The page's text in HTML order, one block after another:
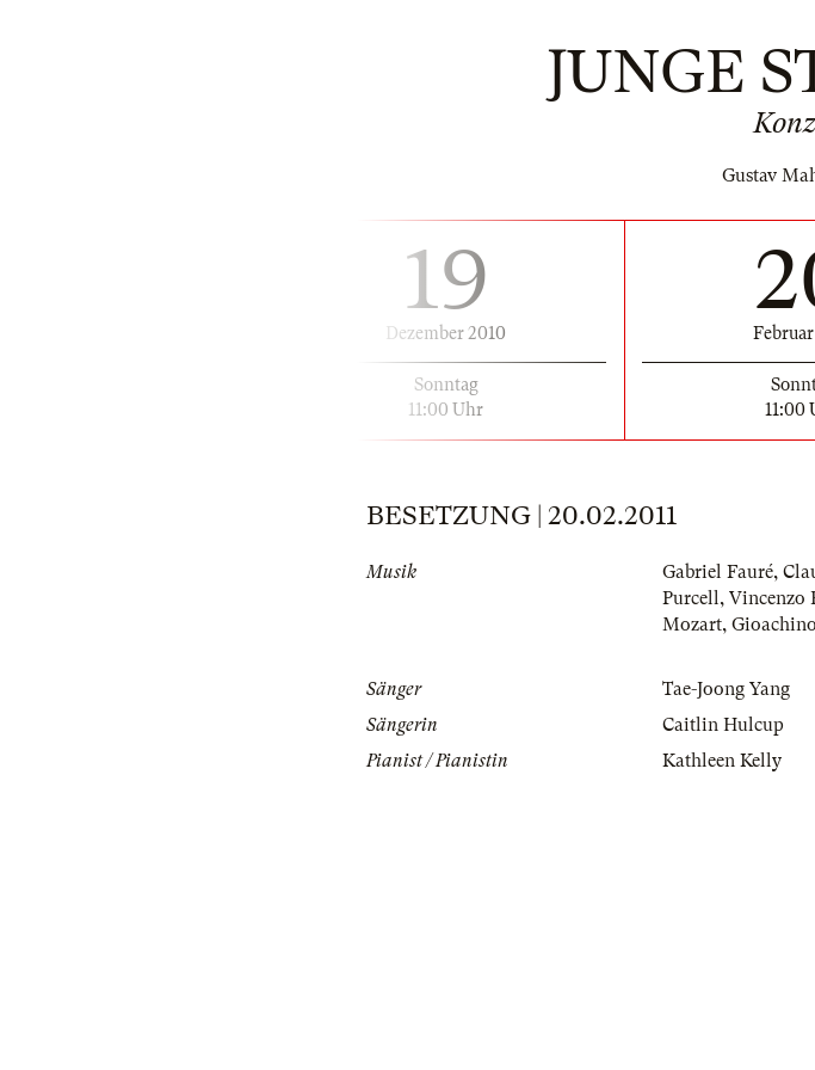
JUNGE
Gustav
19
Dezember 2010
Sonntag
11:00 Uhr
Februar
11:00
BESETZUNG | 20.02.2011
Musik Gabriel Fauré,
Purcell, Vincenzo
Mozart,
Sänger
Tae-Joong Yang
Sängerin
Caitlin Hulcup
Pianist / Pianistin
Kathleen Kelly